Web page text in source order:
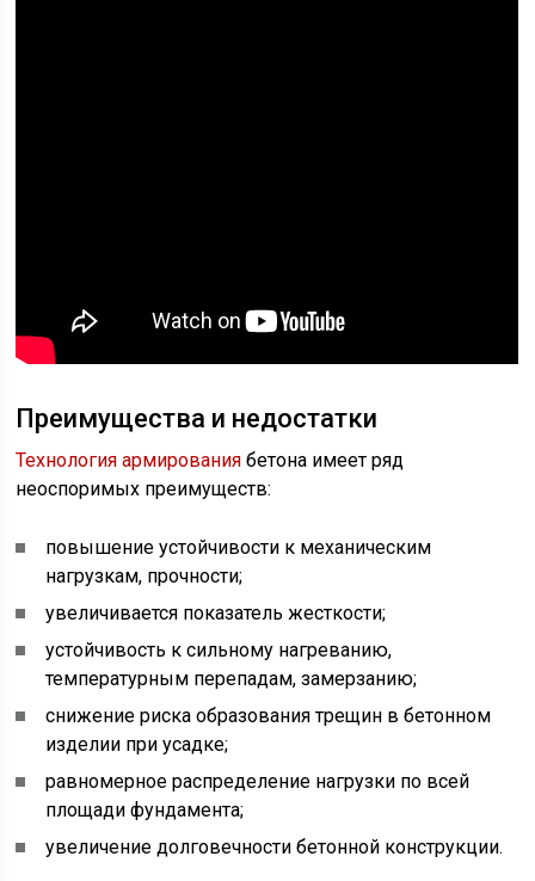
Преимущества и недостатки
Технология армирования бетона имеет ряд
неоспоримых преимуществ:
повышение устойчивости к механическим
нагрузкам, прочности;
увеличивается показатель жесткости;
устойчивость к сильному нагреванию,
температурным перепадам, замерзанию;
снижение риска образования трещин в бетонном
изделии при усадке;
равномерное распределение нагрузки по всей
площади фундамента;
увеличение долговечности бетонной конструкции.